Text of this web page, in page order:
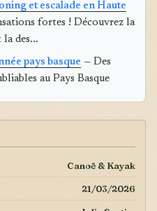
et escalade en Haute
fortes ! Découvrez la
la des...
pays basque — Des
au Pays Basque
Canoë & Kayak
21/03/2026